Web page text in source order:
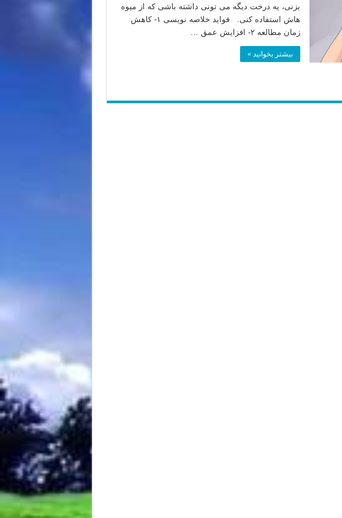
بزنی، یه درخت دیگه می تونی داشته باشی که از میوه
هاش استفاده کنی. فواید خلاصه نویسی ۱- کاهش
زمان مطالعه ۲- افزایش عمق …
بیشتر بخوانید »